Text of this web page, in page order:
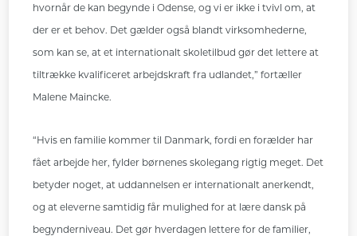
hvornår de kan begynde i Odense, og vi er ikke i tvivl om, at
der er et behov. Det gælder også blandt virksomhederne,
som kan se, at et internationalt skoletilbud gør det lettere at
tiltrække kvalificeret arbejdskraft fra udlandet,” fortæller
Malene Maincke.
“Hvis en familie kommer til Danmark, fordi en forælder har
fået arbejde her, fylder børnenes skolegang rigtig meget. Det
betyder noget, at uddannelsen er internationalt anerkendt,
og at eleverne samtidig får mulighed for at lære dansk på
begynderniveau. Det gør hverdagen lettere for de familier,